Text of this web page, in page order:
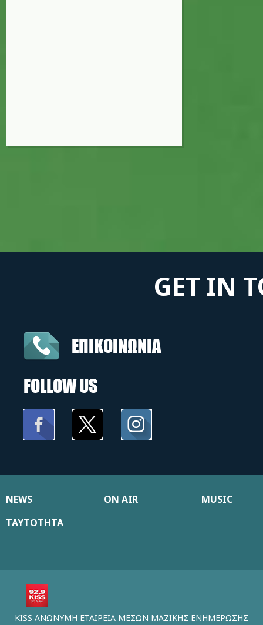
GET IN
ΕΠΙΚΟΙΝΩΝΙΑ
FOLLOW US
NEWS ON AIR
MUSIC
ΤΑΥΤΟΤΗΤΑ
KISS ΑΝΩΝΥΜΗ ΕΤΑΙΡΕΙΑ ΜΕΣΩΝ ΜΑΖΙΚΗΣ ΕΝΗΜΕΡΩΣΗΣ